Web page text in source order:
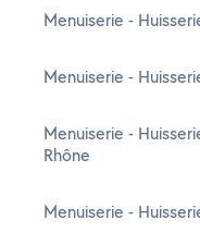
Menuiserie -
Menuiserie -
Menuiserie -
Rhône
Menuiserie -